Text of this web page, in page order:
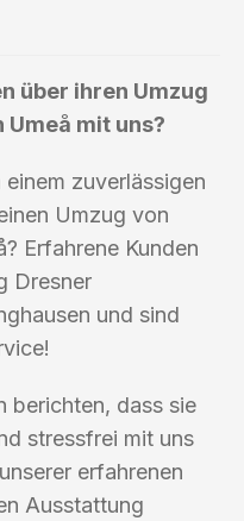
über ihren Umzug
mit uns?
zuverlässigen
Umzug von
Erfahrene Kunden
Dresner
und sind
berichten, dass sie
stressfrei mit uns
erfahrenen
Ausstattung